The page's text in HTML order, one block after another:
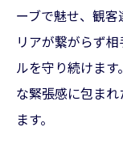
ーブで魅せ、観
リアが繋がらず
ルを守り続けま
な緊張感に包ま
ます。